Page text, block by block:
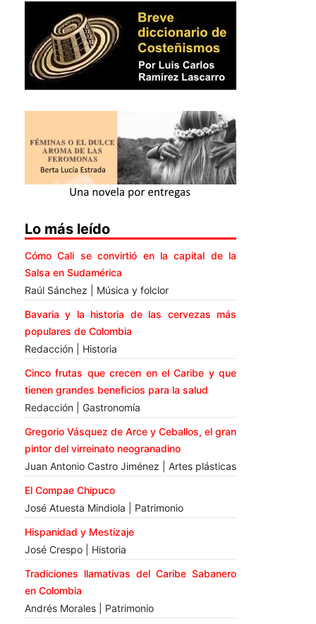
Lo más leído
Cómo Cali se convirtió en la capital de la
Salsa en Sudamérica
Raúl Sánchez | Música y folclor
Bavaria y la historia de las cervezas más
populares de Colombia
Redacción | Historia
Cinco frutas que crecen en el Caribe y que
tienen grandes beneficios para la salud
Redacción | Gastronomía
Gregorio Vásquez de Arce y Ceballos, el gran
pintor del virreinato neogranadino
Juan Antonio Castro Jiménez | Artes plásticas
El Compae Chipuco
José Atuesta Mindiola | Patrimonio
Hispanidad y Mestizaje
José Crespo | Historia
Tradiciones llamativas del Caribe Sabanero
en Colombia
Andrés Morales | Patrimonio